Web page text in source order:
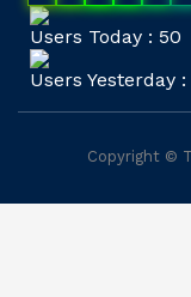
Users Today : 50
Users Yesterday :
Copyright ©